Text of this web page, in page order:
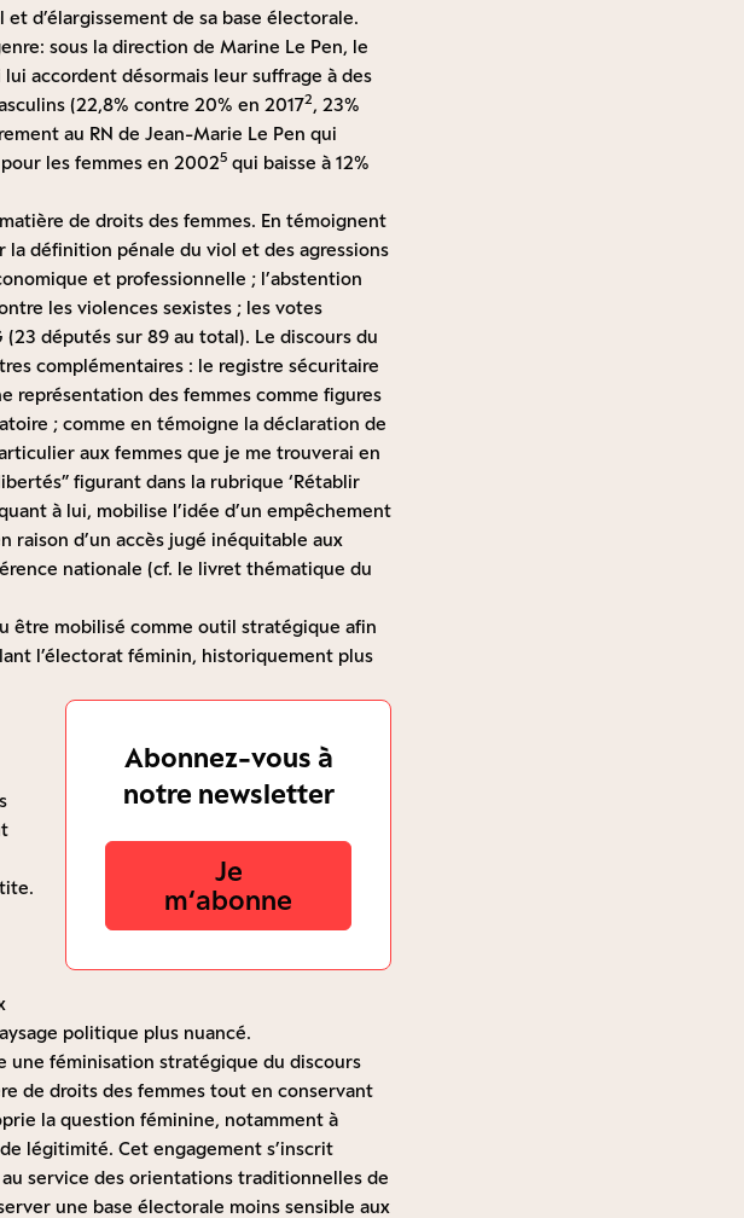
d’élargissement de sa base électorale.
sous la direction de Marine Le Pen, le
accordent désormais leur suffrage à des
(22,8% contre 20% en 20172, 23%
au RN de Jean-Marie Le Pen qui
les femmes en 20025 qui baisse à 12%
de droits des femmes. En témoignent
définition pénale du viol et des agressions
et professionnelle ; l’abstention
les violences sexistes ; les votes
députés sur 89 au total). Le discours du
complémentaires : le registre sécuritaire
représentation des femmes comme figures
; comme en témoigne la déclaration de
aux femmes que je me trouverai en
figurant dans la rubrique ‘Rétablir
à lui, mobilise l’idée d’un empêchement
raison d’un accès jugé inéquitable aux
nationale (cf. le livret thématique du
être mobilisé comme outil stratégique afin
l’électorat féminin, historiquement plus
Abonnez-vous à
notre newsletter
Je
m‘abonne
politique plus nuancé.
une féminisation stratégique du discours
de droits des femmes tout en conservant
la question féminine, notamment à
légitimité. Cet engagement s’inscrit
service des orientations traditionnelles de
une base électorale moins sensible aux